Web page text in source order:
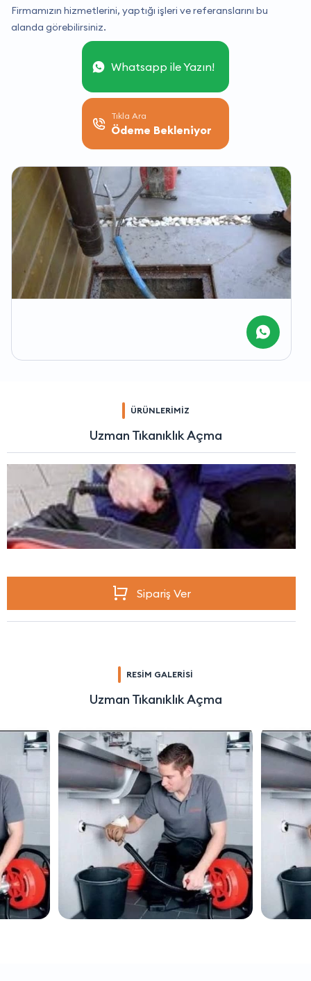
Firmamızın hizmetlerini, yaptığı işleri ve referanslarını bu
alanda görebilirsiniz.
Whatsapp ile Yazın!
Tıkla Ara
Ödeme Bekleniyor
ÜRÜNLERİMİZ
Uzman Tıkanıklık Açma
Sipariş Ver
RESİM GALERİSİ
Uzman Tıkanıklık Açma